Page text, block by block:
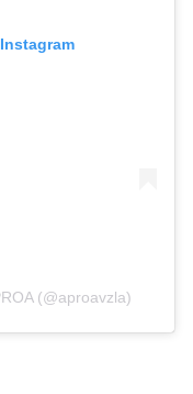
(@aproavzla)